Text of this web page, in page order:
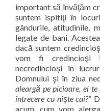
important să învăţăm
suntem ispitiţi în
gândurile, atitudinile,
legate de bani.
dacă suntem
vom fi credincioşi
necredincioşi în
Domnului şi în ziua
aleargă pe picioare, ei
întrecere cu nişte cai?”
acum, cum vom